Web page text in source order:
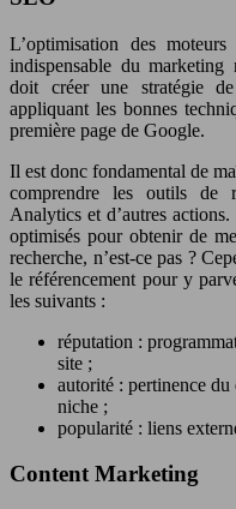
L’optimisation des
indispensable du
doit créer une stratégie
appliquant les bonnes
première page de Google.
Il est donc fondamental de
comprendre les outils de
Analytics et d’autres
optimisés pour obtenir de
recherche, n’est-ce pas ?
le référencement pour y
les suivants :
réputation :
site ;
autorité : pertinence
niche ;
popularité : liens
Content Marketing